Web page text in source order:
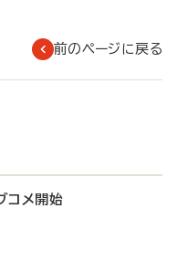
前のページに戻る
コメ開始